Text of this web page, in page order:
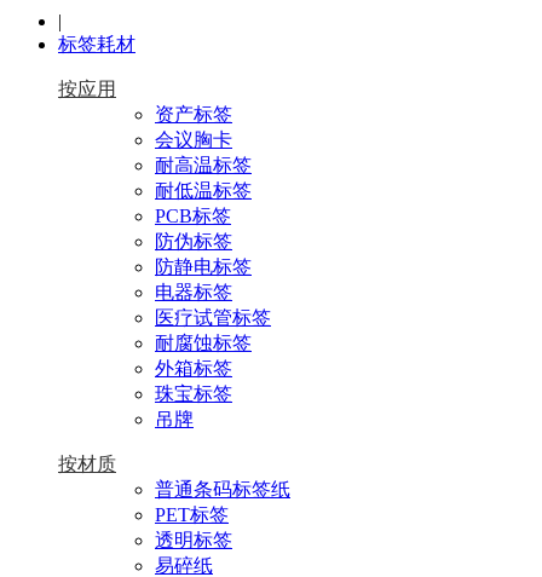
|
标签耗材
按应用
资产标签
会议胸卡
耐高温标签
耐低温标签
PCB标签
防伪标签
防静电标签
电器标签
医疗试管标签
耐腐蚀标签
外箱标签
珠宝标签
吊牌
按材质
普通条码标签纸
PET标签
透明标签
易碎纸